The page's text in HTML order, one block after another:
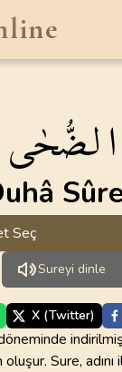
الضُّحٰى
Seç
Sureyi dinle
X (Twitter)
Sure,